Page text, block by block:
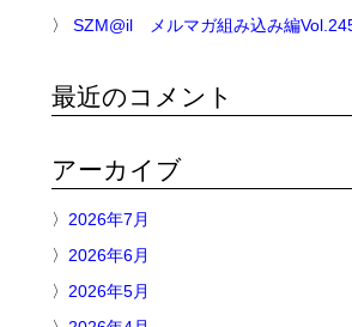
SZM@il メルマガ組み込み編
最近のコメント
アーカイブ
2026年7月
2026年6月
2026年5月